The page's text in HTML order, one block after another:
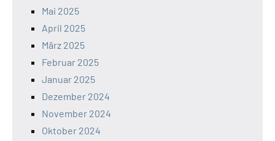
Mai 2025
April 2025
März 2025
Februar 2025
Januar 2025
Dezember 2024
November 2024
Oktober 2024